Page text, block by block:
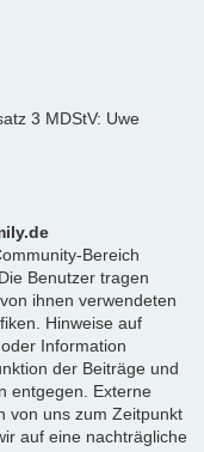
3 MDStV: Uwe
Bereich
Benutzer tragen
ihnen verwendeten
Hinweise auf
Information
der Beiträge und
entgegen. Externe
von uns zum Zeitpunkt
auf eine nachträgliche